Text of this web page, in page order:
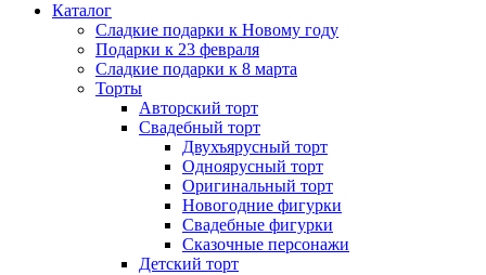
Каталог
Сладкие подарки к Новому году
Подарки к 23 февраля
Сладкие подарки к 8 марта
Торты
Авторский торт
Свадебный торт
Двухъярусный торт
Одноярусный торт
Оригинальный торт
Новогодние фигурки
Свадебные фигурки
Сказочные персонажи
Детский торт